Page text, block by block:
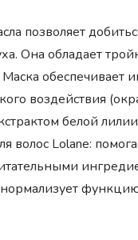
позволяет
Она обладает
обеспечивает
воздействия
белой
волос Lolane:
нормализует